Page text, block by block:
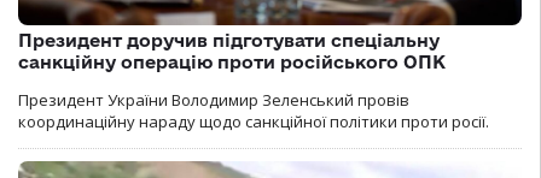
Президент доручив підготувати спеціальну
санкційну операцію проти російського ОПК
Президент України Володимир Зеленський провів
координаційну нараду щодо санкційної політики проти росії.